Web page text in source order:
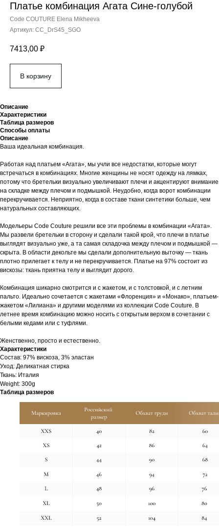
Платье комбинация Агата Сине-голубой
Code COUTURE Elena Mikheeva
Артикул: CC_DrS45_SGO
7413,00 ₽
В корзину
Описание
Характеристики
Таблица размеров
Способы оплаты
Описание
Ваша идеальная комбинация.
Работая над платьем «Агата», мы учли все недостатки, которые могут
встречаться в комбинациях. Многие женщины не носят одежду на лямках,
потому что бретельки визуально увеличивают плечи и акцентируют внимание
на складке между плечом и подмышкой. Неудобно, когда ворот комбинации
перекручивается. Неприятно, когда в составе ткани синтетики больше, чем
натуральных составляющих.
Модельеры Code Couture решили все эти проблемы в комбинации «Агата».
Мы развели бретельки в сторону и сделали такой крой, что плечи в платье
выглядят визуально уже, а та самая складочка между плечом и подмышкой —
скрыта. В области декольте мы сделали дополнительную выточку — ткань
плотно прилегает к телу и не перекручивается. Платье на 97% состоит из
вискозы: ткань приятна телу и выглядит дорого.
Комбинация шикарно смотрится и с жакетом, и с толстовкой, и с летним
пальто. Идеально сочетается с жакетами «Флоренция» и «Монако», платьем-
жакетом «Лилиана» и другими моделями из коллекции Code Couture. В
летнее время комбинацию можно носить с открытым верхом в сочетании с
белыми кедами или с туфлями.
Женственно, просто и естественно.
Характеристики
Cостав: 97% вискоза, 3% эластан
Уход: Деликатная стирка
Ткань: Италия
Weight: 300g
Таблица размеров